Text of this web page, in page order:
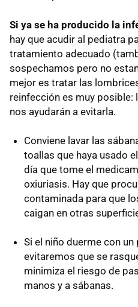
Si ya se ha producido la
hay que acudir al pediatra
tratamiento adecuado
sospechamos pero no
mejor es tratar las
reinfección es muy
nos ayudarán a evitarla.
Conviene lavar las
toallas que haya usado
día que tome el
oxiuriasis. Hay que
contaminada para que
caigan en otras
Si el niño duerme con
evitaremos que se
minimiza el riesgo de
manos y a sábanas.